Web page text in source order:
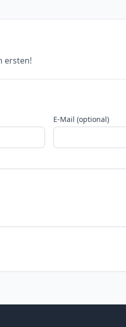
ersten!
E-Mail (optional)